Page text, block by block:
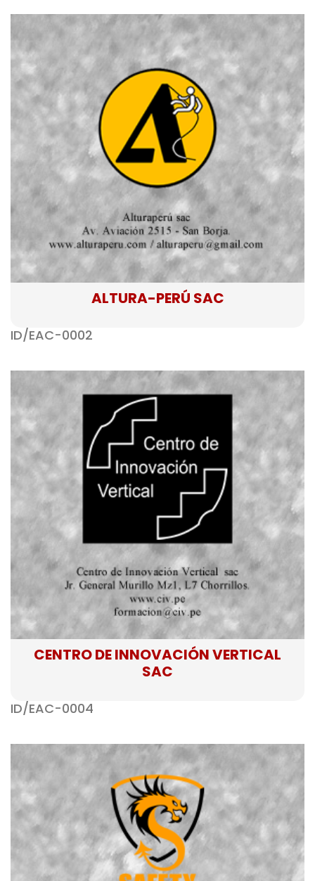
ALTURA-PERÚ SAC
ID/EAC-0002
CENTRO DE INNOVACIÓN VERTICAL
SAC
ID/EAC-0004